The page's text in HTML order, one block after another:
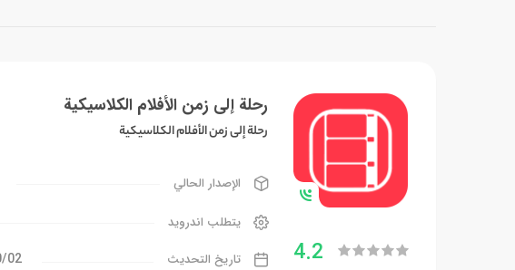
4.2
رحلة إلى زمن الأفلام الكلاسيكية
رحلة إلى زمن الأفلام الكلاسيكية
الإصدار الحالي
يتطلب اندرويد
تاريخ التحديث 02‏/10‏/2023